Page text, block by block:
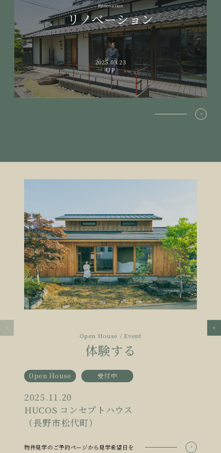
Renovation
リノベーション
2025.03.23
UP
Open House / Event
体験する
Open House 受付中
2025.11.20
HUCOS コンセプトハウス
（長野市松代町）
物件見学のご予約ページから見学希望日を